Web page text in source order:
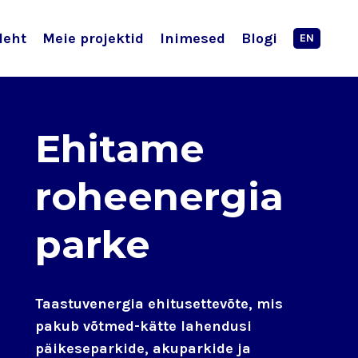
Meie projektid Inimesed Blogi EN
Ehitame
roheenergia
parke
Taastuvenergia ehitusettevõte, mis
pakubvõtmed-kätte lahendusi
päikeseparkide, akuparkide ja